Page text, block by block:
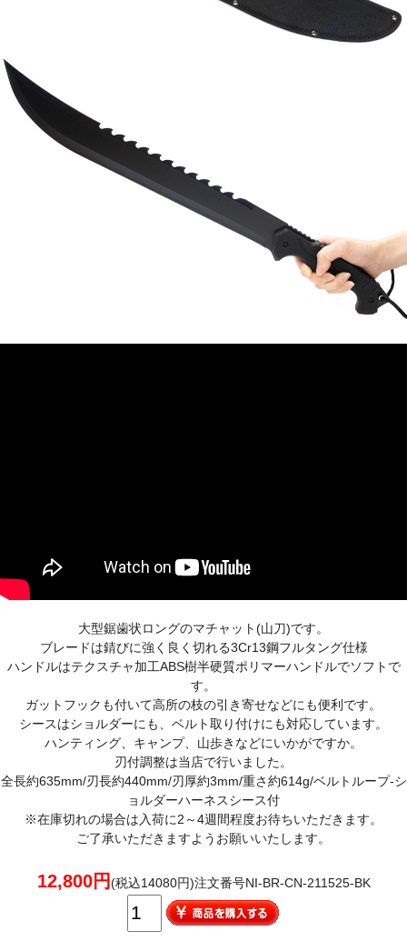
大型鋸歯状ロングのマチャット(山刀)です。
ブレードは錆びに強く良く切れる3Cr13鋼フルタング仕様
ハンドルはテクスチャ加工ABS樹半硬質ポリマーハンドルでソフトで
す。
ガットフックも付いて高所の枝の引き寄せなどにも便利です。
シースはショルダーにも、ベルト取り付けにも対応しています。
ハンティング、キャンプ、山歩きなどにいかがですか。
刃付調整は当店で行いました。
全長約635mm/刃長約440mm/刃厚約3mm/重さ約614g/ベルトループ-シ
ョルダーハーネスシース付
※在庫切れの場合は入荷に2～4週間程度お待ちいただきます。
ご了承いただきますようお願いいたします。
12,800円(税込14080円)注文番号NI-BR-CN-211525-BK